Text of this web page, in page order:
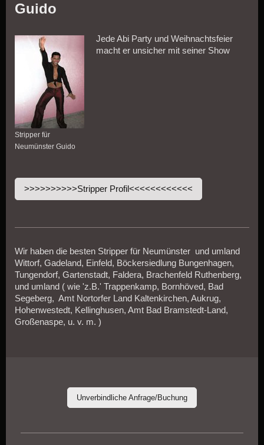
Guido
Stripper für
Neumünster Guido
Jede Abi Party und Weihnachtsfeier
macht er unsicher mit seiner Show
>>>>>>>>>>Stripper Profil<<<<<<<<<<<<
Wir haben die besten Stripper für Neumünster und umland
Wittorf, Gadeland, Einfeld, Böckersiedlung Bungenhagen,
Tungendorf, Gartenstadt, Faldera, Brachenfeld Ruthenberg,
und umland ( wie 'z.B.' Trappenkamp, Bornhöved, Bad
Segeberg, Amt Nortorfer Land Kaltenkirchen, Aukrug,
Hohenwestedt, Kellinghusen, Amt Bad Bramstedt-Land,
Großenaspe, u. v. m. )
Unverbindliche Anfrage/Buchung